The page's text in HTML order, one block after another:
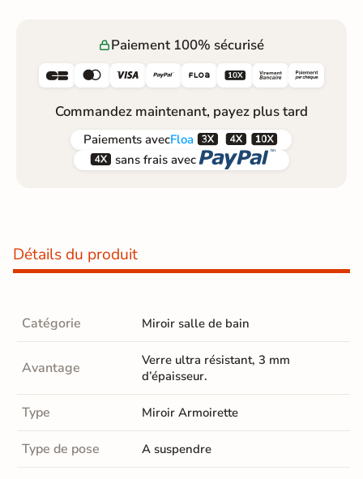
Paiement 100% sécurisé
     
Commandez maintenant, payez plus tard
Paiements avecFloa  
 sans frais avec 
Détails du produit
Catégorie Miroir salle de bain
Avantage
Verre ultra résistant, 3 mm
d’épaisseur.
Type Miroir Armoirette
Type de pose A suspendre